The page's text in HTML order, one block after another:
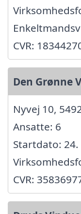
CVR:
Den Grønne
Nyvej 10,
Ansatte: 6
Startdato: 24.
CVR: